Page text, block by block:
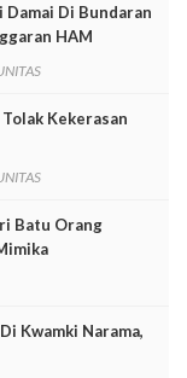
Di Bundaran
HAM
Kekerasan
Batu Orang
Kwamki Narama,